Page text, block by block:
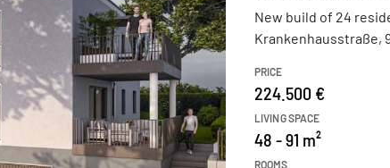
New build of 24
Krankenhausstraße,
PRICE
224.500 €
LIVING SPACE
48 - 91 m²
ROOMS